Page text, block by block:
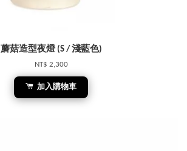
蘑菇造型夜燈 (S / 淺藍色)
NT$ 2,300
加入購物車